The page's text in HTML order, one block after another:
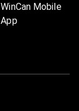
WinCan Mobile
App